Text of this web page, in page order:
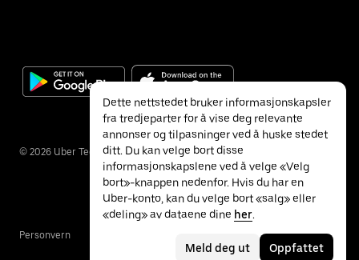
© 2026 Uber Technologies Inc.
Personvern
Dette nettstedet bruker informasjonskapsler
fra tredjeparter for å vise deg relevante
annonser og tilpasninger ved å huske stedet
ditt. Du kan velge bort disse
informasjonskapslene ved å velge «Velg
bort»-knappen nedenfor. Hvis du har en
Uber-konto, kan du velge bort «salg» eller
«deling» av dataene dine her.
Meld deg ut Oppfattet